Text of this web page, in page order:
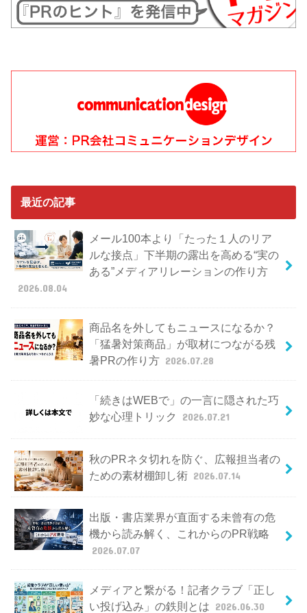
最近の記事
メール100本より「たった１人のリア
ルな接点」下半期の露出を高める“実の
ある”メディアリレーションの作り方
2026.08.04
商品名を外してもニュースになるか？
「猛暑対策商品」が取材につながる残
暑PRの作り方 2026.07.28
「続きはWEBで」の一言に隠された巧
妙な心理トリック
2026.07.21
秋のPRネタ切れを防ぐ、広報担当者の
ための素材棚卸し術 2026.07.14
出版・書店業界が直面する未曾有の危
機から読み解く、これからのPR戦略
2026.07.07
メディアと繋がる！記者クラブ「正し
い投げ込み」の鉄則とは 2026.06.30